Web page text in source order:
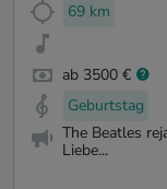
69 km
ab 3500 €
Geburtstag
The Beatles
Liebe...